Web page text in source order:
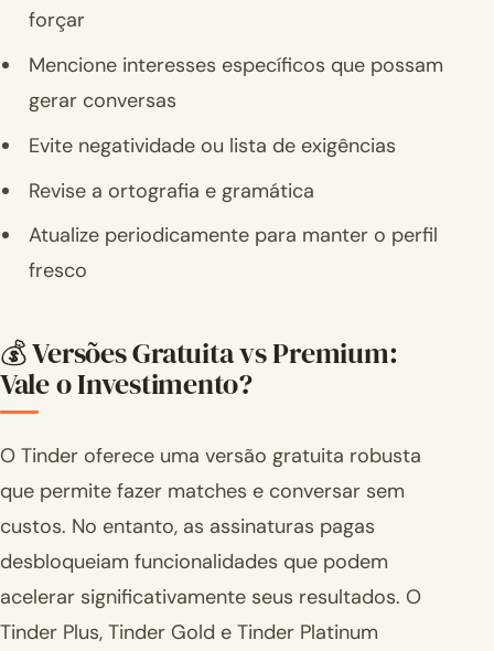
forçar
Mencione interesses específicos que possam
gerar conversas
Evite negatividade ou lista de exigências
Revise a ortografia e gramática
Atualize periodicamente para manter o perfil
fresco
💰 Versões Gratuita vs Premium:
Vale o Investimento?
O Tinder oferece uma versão gratuita robusta
que permite fazer matches e conversar sem
custos. No entanto, as assinaturas pagas
desbloqueiam funcionalidades que podem
acelerar significativamente seus resultados. O
Tinder Plus, Tinder Gold e Tinder Platinum